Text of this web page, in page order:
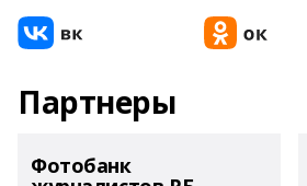
Партнеры
Фотобанк